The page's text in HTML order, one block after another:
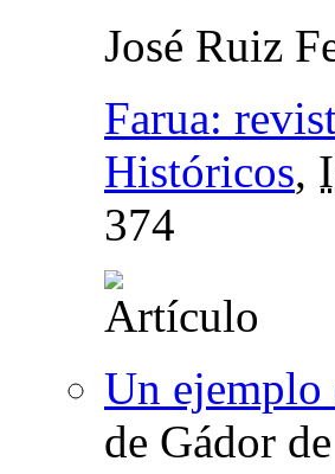
José Ruiz
Farua:
Históricos,
374
Un ejemplo
de Gádor